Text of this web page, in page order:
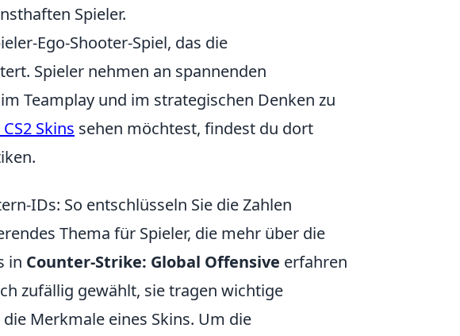
Spieler.
Ego-Shooter-Spiel, das die
Spieler nehmen an spannenden
Teamplay und im strategischen Denken zu
Skins sehen möchtest, findest du dort
IDs: So entschlüsseln Sie die Zahlen
Thema für Spieler, die mehr über die
in Counter-Strike: Global Offensive erfahren
zufällig gewählt, sie tragen wichtige
Merkmale eines Skins. Um die